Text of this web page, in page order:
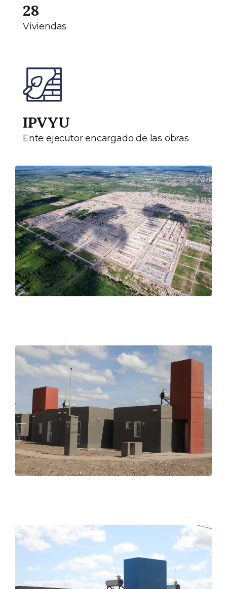
28
Viviendas
IPVYU
Ente ejecutor encargado de las obras